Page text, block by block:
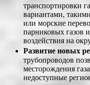
транспортировки
вариантами,
или морские
парниковых газов
воздействия на
Развитие новых
трубопроводов
месторождения
недоступные